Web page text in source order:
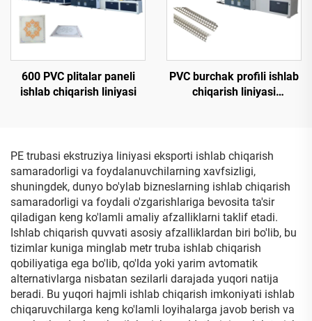
600 PVC plitalar paneli
ishlab chiqarish liniyasi
PVC burchak profili ishlab
chiqarish liniyasi
PE trubasi ekstruziya liniyasi eksporti ishlab chiqarish
samaradorligi va foydalanuvchilarning xavfsizligi,
shuningdek, dunyo bo'ylab bizneslarning ishlab chiqarish
samaradorligi va foydali o'zgarishlariga bevosita ta'sir
qiladigan keng ko'lamli amaliy afzalliklarni taklif etadi.
Ishlab chiqarish quvvati asosiy afzalliklardan biri bo'lib, bu
tizimlar kuniga minglab metr truba ishlab chiqarish
qobiliyatiga ega bo'lib, qo'lda yoki yarim avtomatik
alternativlarga nisbatan sezilarli darajada yuqori natija
beradi. Bu yuqori hajmli ishlab chiqarish imkoniyati ishlab
chiqaruvchilarga keng ko'lamli loyihalarga javob berish va